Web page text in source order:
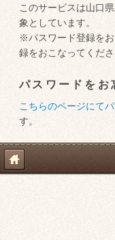
このサービスは山口
象としています。
※パスワード登録を
録をおこなってくださ
パスワードをお
こちらのページにて
す。